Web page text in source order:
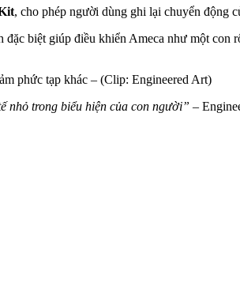
, cho phép người dùng ghi lại chuyển động
biệt giúp điều khiển Ameca như một
phức tạp khác – (Clip: Engineered Art)
nhỏ trong biểu hiện của con người” –